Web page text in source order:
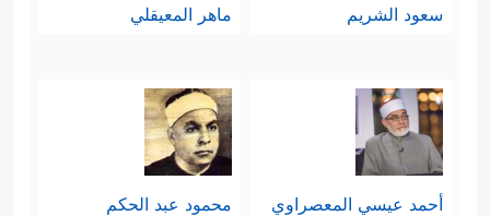
سعود الشريم ماهر المعيقلي
أحمد عيسي المعصراوي محمود عبد الحكم